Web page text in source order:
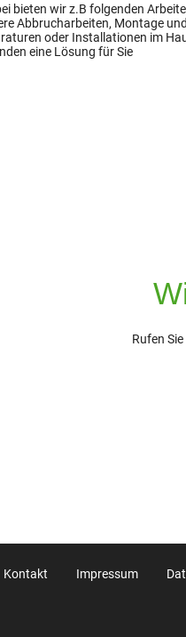
bieten wir z.B folgenden
Abbrucharbeiten, Montage
oder Installationen im
eine Lösung für Sie
Rufen
Kontakt Impressum